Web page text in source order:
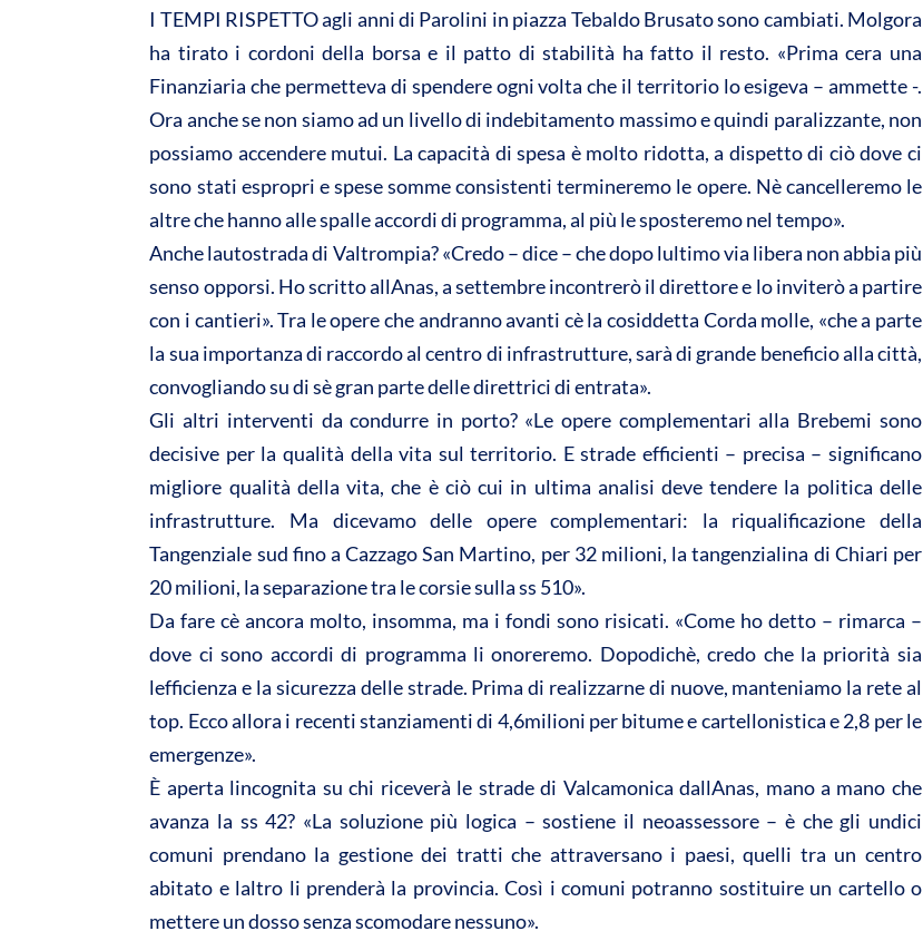
I TEMPI RISPETTO agli anni di Parolini in piazza Tebaldo Brusato sono cambiati. Molgora
ha tirato i cordoni della borsa e il patto di stabilità ha fatto il resto. «Prima cera una
Finanziaria che permetteva di spendere ogni volta che il territorio lo esigeva – ammette -.
Ora anche se non siamo ad un livello di indebitamento massimo e quindi paralizzante, non
possiamo accendere mutui. La capacità di spesa è molto ridotta, a dispetto di ciò dove ci
sono stati espropri e spese somme consistenti termineremo le opere. Nè cancelleremo le
altre che hanno alle spalle accordi di programma, al più le sposteremo nel tempo».
Anche lautostrada di Valtrompia? «Credo – dice – che dopo lultimo via libera non abbia più
senso opporsi. Ho scritto allAnas, a settembre incontrerò il direttore e lo inviterò a partire
con i cantieri». Tra le opere che andranno avanti cè la cosiddetta Corda molle, «che a parte
la sua importanza di raccordo al centro di infrastrutture, sarà di grande beneficio alla città,
convogliando su di sè gran parte delle direttrici di entrata».
Gli altri interventi da condurre in porto? «Le opere complementari alla Brebemi sono
decisive per la qualità della vita sul territorio. E strade efficienti – precisa – significano
migliore qualità della vita, che è ciò cui in ultima analisi deve tendere la politica delle
infrastrutture. Ma dicevamo delle opere complementari: la riqualificazione della
Tangenziale sud fino a Cazzago San Martino, per 32 milioni, la tangenzialina di Chiari per
20 milioni, la separazione tra le corsie sulla ss 510».
Da fare cè ancora molto, insomma, ma i fondi sono risicati. «Come ho detto – rimarca –
dove ci sono accordi di programma li onoreremo. Dopodichè, credo che la priorità sia
lefficienza e la sicurezza delle strade. Prima di realizzarne di nuove, manteniamo la rete al
top. Ecco allora i recenti stanziamenti di 4,6milioni per bitume e cartellonistica e 2,8 per le
emergenze».
È aperta lincognita su chi riceverà le strade di Valcamonica dallAnas, mano a mano che
avanza la ss 42? «La soluzione più logica – sostiene il neoassessore – è che gli undici
comuni prendano la gestione dei tratti che attraversano i paesi, quelli tra un centro
abitato e laltro li prenderà la provincia. Così i comuni potranno sostituire un cartello o
mettere un dosso senza scomodare nessuno».